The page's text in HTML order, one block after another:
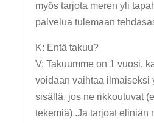
myös tarjota meren yli
palvelua tulemaan
K: Entä takuu?
V: Takuumme on 1 vuosi,
voidaan vaihtaa ilmaiseksi
sisällä, jos ne rikkoutuvat
tekemiä) .Ja tarjoat eliniän